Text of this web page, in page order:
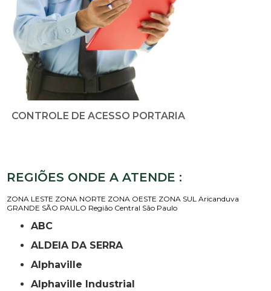
CONTROLE DE ACESSO PORTARIA
REGIÕES ONDE A ATENDE :
ZONA LESTE ZONA NORTE ZONA OESTE ZONA SUL Aricanduva
GRANDE SÃO PAULO Região Central São Paulo
ABC
ALDEIA DA SERRA
Alphaville
Alphaville Industrial